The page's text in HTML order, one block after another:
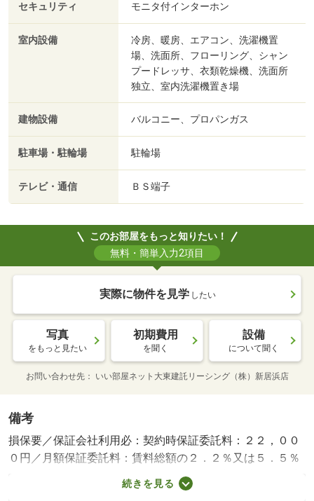
セキュリティ モニタ付インターホン
室内設備
冷房、暖房、エアコン、洗濯機置
場、洗面所、フローリング、シャン
プードレッサ、衣類乾燥機、洗面所
独立、室内洗濯機置き場
建物設備 バルコニー、プロパンガス
駐車場・駐輪場 駐輪場
テレビ・通信 ＢＳ端子
このお部屋をもっと知りたい！
無料・簡単入力2項目
実際に物件を見学 したい
写真
をもっと見たい
初期費用
を聞く
設備
について聞く
お問い合わせ先 いい部屋ネット大東建託リーシング（株）新居浜店
備考
損保要／保証会社利用必：契約時保証委託料：２２，００
０円／月額保証委託料：賃料総額の２．２％又は５．５％
／退去時クリーニング費用￥７００００が契約時必要。貸
主インボイス登録あり／更新事務手数料２２０００円／ｒ
続きを見る